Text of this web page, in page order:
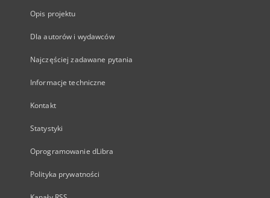
Opis projektu
Dla autorów i wydawców
Najczęściej zadawane pytania
Informacje techniczne
Kontakt
Statystyki
Oprogramowanie dLibra
Polityka prywatności